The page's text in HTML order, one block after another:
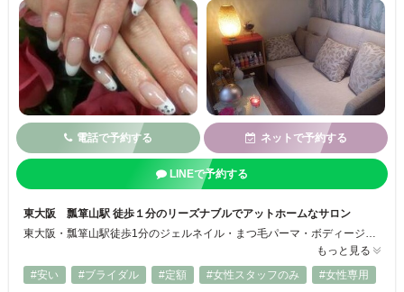
電話で予約する ネットで予約する
LINEで予約する
東大阪 瓢箪山駅 徒歩１分のリーズナブルでアットホームなサロン
東大阪・瓢箪山駅徒歩1分のジェルネイル・まつ毛パーマ・ボディージュエリー・デコグッズのトータルビューティーサロンです♪ 日常のオシャレを気軽に楽しんで頂くこと、高い技術と満足度の高い接客を目指しており、お客様にも心地よい癒しと安らぎの空間を提供させていただいております☆ 気軽にお問合せください(^^)
もっと見る
#安い
#ブライダル #定額 #女性スタッフのみ
#女性専用